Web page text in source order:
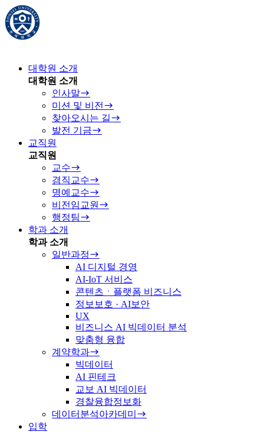
대학원 소개
대학원 소개
인사말
미션 및 비전
찾아오시는 길
발전 기금
교직원
교직원
교수
겸직교수
명예교수
비전임교원
행정팀
학과 소개
학과 소개
일반과정
AI 디지털 경영
AI-IoT 서비스
콘텐츠ㆍ플랫폼 비즈니스
정보보호 · AI보안
UX
비즈니스 AI 빅데이터 분석
맞춤형 융합
계약학과
빅데이터
AI 핀테크
교보 AI 빅데이터
경찰융합정보화
데이터분석아카데미
입학